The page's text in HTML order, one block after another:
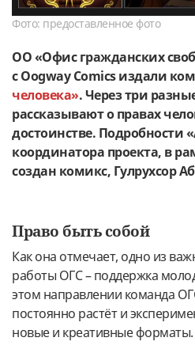
Фото: предоставленное фото
ОО «Офис гражданских
с Oogway Comics издали
человека». Через три
рассказывают о правах
достоинстве. Подробности
координатора проекта, в
создан комикс, Гулрухсор
Право быть собой
Как она отмечает, одно из
работы ОГС – поддержка
этом направлении команда
постоянно растёт и
новые и креативные форматы.